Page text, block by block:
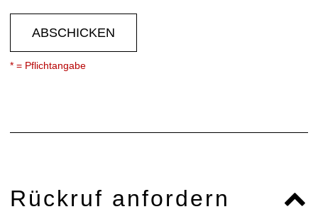
ABSCHICKEN
* = Pflichtangabe
Rückruf anfordern